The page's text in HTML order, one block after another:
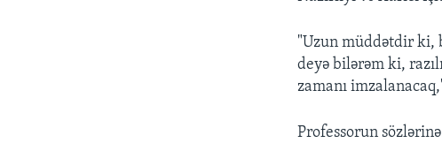
"Uzun müddətdir ki,
deyə bilərəm ki,
zamanı
Professorun